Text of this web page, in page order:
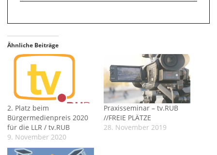
Ähnliche Beiträge
2. Platz beim
Bürgermedienpreis 2020
für die LLR / tv.RUB
9. November 2020
Praxisseminar – tv.RUB
//FREIE PLÄTZE
28. November 2019